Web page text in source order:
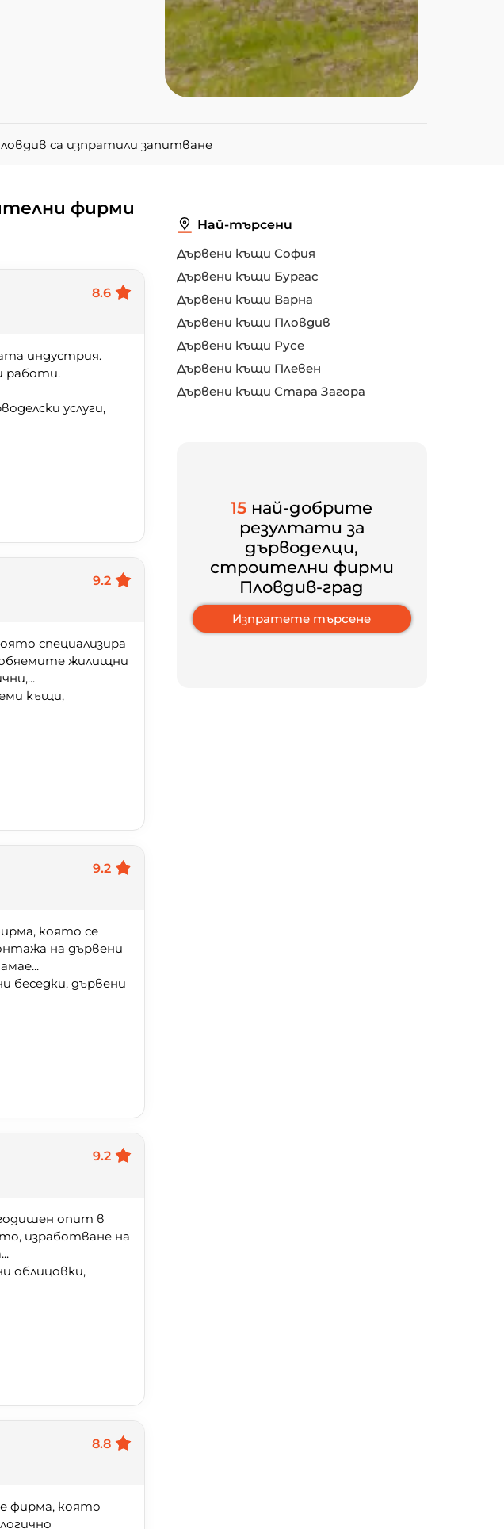
са изпратили запитване
фирми
8.6
индустрия.
работи.
услуги,
9.2
специализира
жилищни
къщи,
9.2
която се
на дървени
беседки, дървени
9.2
опит в
изработване на
облицовки,
8.8
фирма, която
Най-търсени
Дървени къщи София
Дървени къщи Бургас
Дървени къщи Варна
Дървени къщи Пловдив
Дървени къщи Русе
Дървени къщи Плевен
Дървени къщи Стара Загора
15 най-добрите
резултати за
дърводелци,
строителни фирми
Пловдив-град